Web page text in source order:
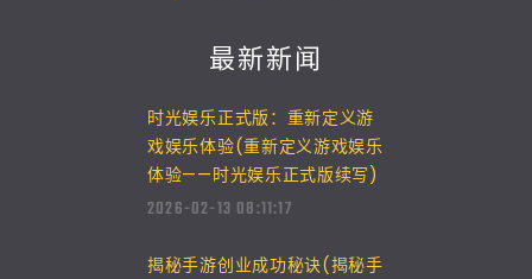
最新新闻
时光娱乐正式版：重新定义游
戏娱乐体验(重新定义游戏娱乐
体验——时光娱乐正式版续写)
2026-02-13 08:11:17
揭秘手游创业成功秘诀(揭秘手